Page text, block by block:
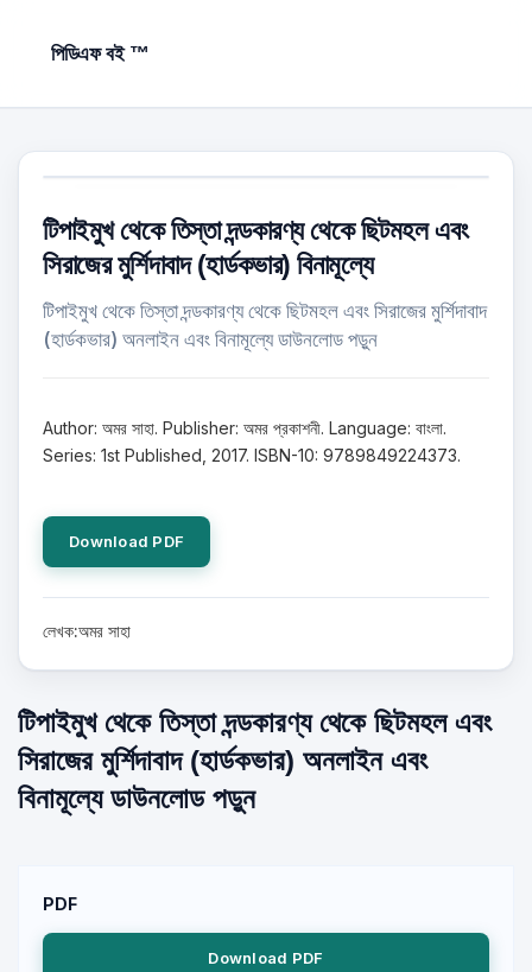
পিডিএফ বই ™
টিপাইমুখ থেকে তিস্তা দন্ডকারণ্য থেকে ছিটমহল এবং
সিরাজের মুর্শিদাবাদ (হার্ডকভার) বিনামূল্যে
টিপাইমুখ থেকে তিস্তা দন্ডকারণ্য থেকে ছিটমহল এবং সিরাজের মুর্শিদাবাদ
(হার্ডকভার) অনলাইন এবং বিনামূল্যে ডাউনলোড পড়ুন
Author: অমর সাহা. Publisher: অমর প্রকাশনী. Language: বাংলা.
Series: 1st Published, 2017. ISBN-10: 9789849224373.
Download PDF
লেখক:অমর সাহা
টিপাইমুখ থেকে তিস্তা দন্ডকারণ্য থেকে ছিটমহল এবং
সিরাজের মুর্শিদাবাদ (হার্ডকভার) অনলাইন এবং
বিনামূল্যে ডাউনলোড পড়ুন
PDF
Download PDF